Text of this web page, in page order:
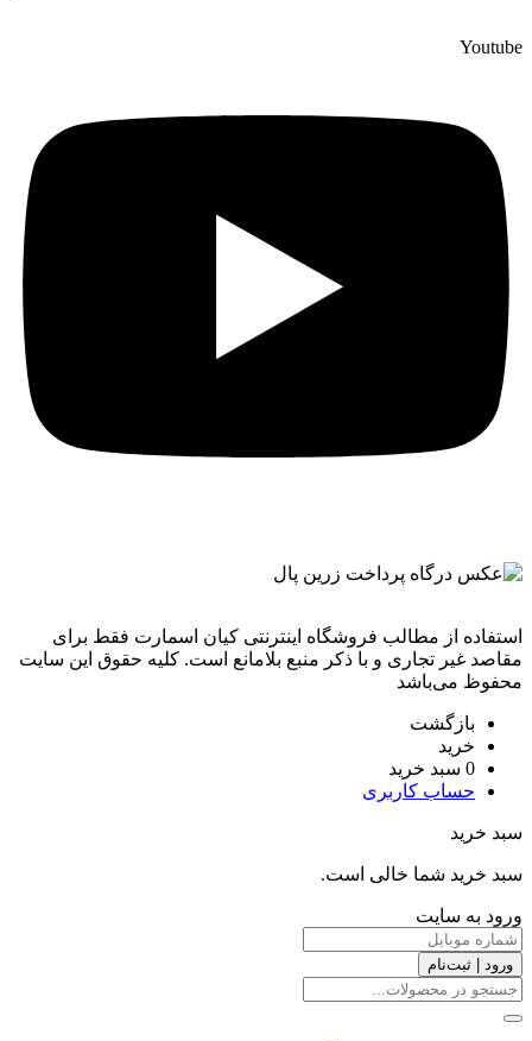
Youtube
استفاده از مطالب فروشگاه اینترنتی کیان اسمارت فقط برای
مقاصد غیر تجاری و با ذکر منبع بلامانع است. کليه حقوق اين سايت
محفوظ می‌باشد
بازگشت
خرید
0 سبد خرید
حساب کاربری
سبد خرید
سبد خرید شما خالی است.
ورود به سایت
ورود | ثبت‌نام